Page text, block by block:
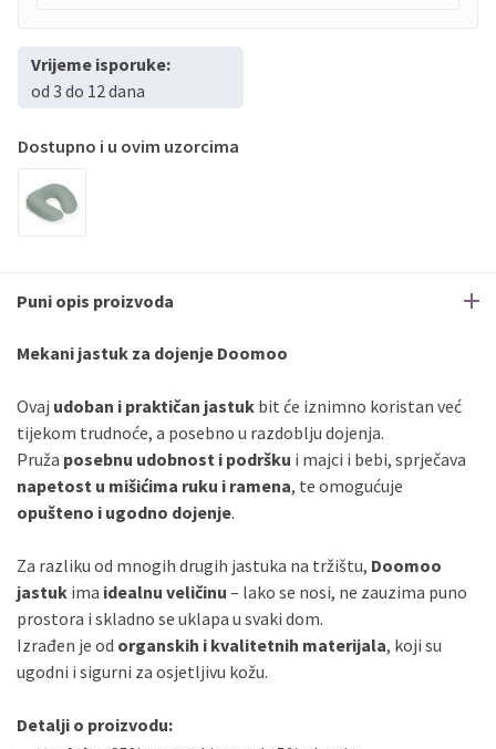
PBZ
PBZ
Erste
Maestro
Erste
Erste
Sve banke
Sve banke
Maestro
Vrijeme isporuke:
od 3 do 12 dana
Dostupno i u ovim uzorcima
Puni opis proizvoda
Mekani jastuk za dojenje Doomoo
Ovaj udoban i praktičan jastuk bit će iznimno koristan već
tijekom trudnoće, a posebno u razdoblju dojenja.
Pruža posebnu udobnost i podršku i majci i bebi, sprječava
napetost u mišićima ruku i ramena, te omogućuje
opušteno i ugodno dojenje.
Za razliku od mnogih drugih jastuka na tržištu, Doomoo
jastuk ima idealnu veličinu – lako se nosi, ne zauzima puno
prostora i skladno se uklapa u svaki dom.
Izrađen je od organskih i kvalitetnih materijala, koji su
ugodni i sigurni za osjetljivu kožu.
Detalji o proizvodu: